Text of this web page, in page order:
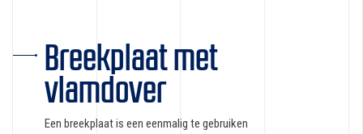
Breekplaat met
vlamdover
Een breekplaat is een eenmalig te gebruiken